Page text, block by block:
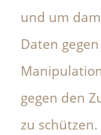
und um
Daten
gegen den
zu schützen.